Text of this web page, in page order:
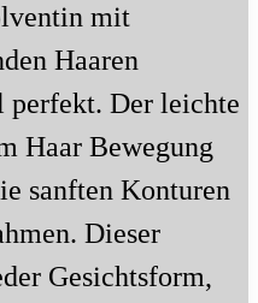
mit
Haaren
perfekt. Der leichte
Haar Bewegung
sanften Konturen
Dieser
Gesichtsform,